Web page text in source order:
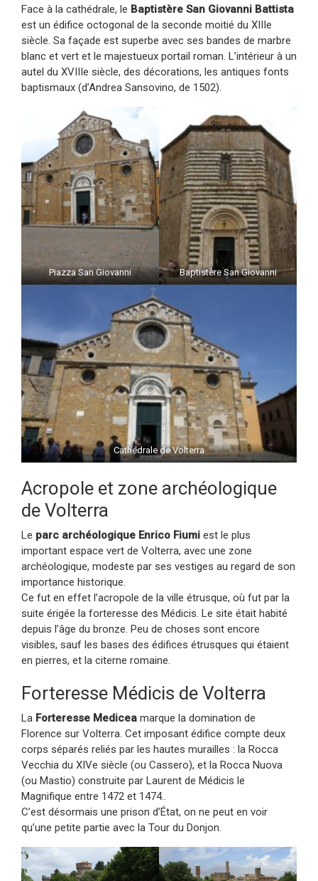
Face à la cathédrale, le Baptistère San Giovanni Battista
est un édifice octogonal de la seconde moitié du XIIIe
siècle. Sa façade est superbe avec ses bandes de marbre
blanc et vert et le majestueux portail roman. L’intérieur à un
autel du XVIIIe siècle, des décorations, les antiques fonts
baptismaux (d’Andrea Sansovino, de 1502).
Piazza San Giovanni Baptistère San Giovanni
Cathédrale de Volterra
Acropole et zone archéologique
de Volterra
Le parc archéologique Enrico Fiumi est le plus
important espace vert de Volterra, avec une zone
archéologique, modeste par ses vestiges au regard de son
importance historique.
Ce fut en effet l’acropole de la ville étrusque, où fut par la
suite érigée la forteresse des Médicis. Le site était habité
depuis l’âge du bronze. Peu de choses sont encore
visibles, sauf les bases des édifices étrusques qui étaient
en pierres, et la citerne romaine.
Forteresse Médicis de Volterra
La Forteresse Medicea marque la domination de
Florence sur Volterra. Cet imposant édifice compte deux
corps séparés reliés par les hautes murailles : la Rocca
Vecchia du XIVe siècle (ou Cassero), et la Rocca Nuova
(ou Mastio) construite par Laurent de Médicis le
Magnifique entre 1472 et 1474..
C’est désormais une prison d’État, on ne peut en voir
qu’une petite partie avec la Tour du Donjon.